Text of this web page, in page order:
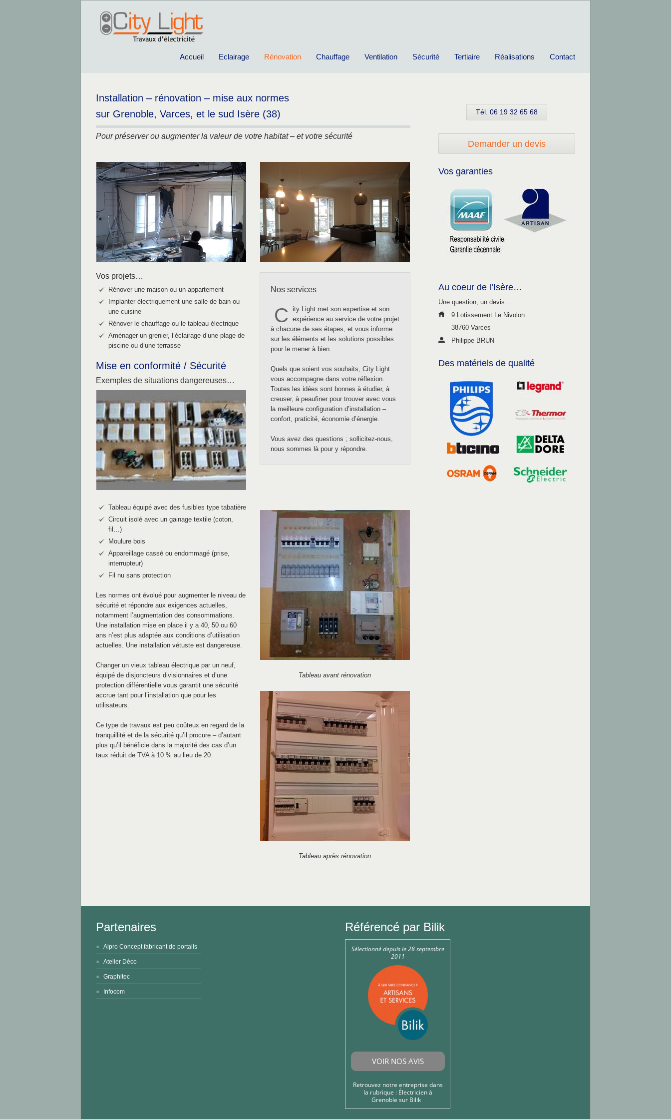
Accueil Eclairage Rénovation Chauffage Ventilation Sécurité Tertiaire Réalisations Contact
Installation – rénovation – mise aux normes
sur Grenoble, Varces, et le sud Isère (38)
Pour préserver ou augmenter la valeur de votre habitat – et votre sécurité
Vos projets…
Rénover une maison ou un appartement
Implanter électriquement une salle de bain ou
une cuisine
Rénover le chauffage ou le tableau électrique
Aménager un grenier, l’éclairage d’une plage de
piscine ou d’une terrasse
Mise en conformité / Sécurité
Exemples de situations dangereuses…
Tableau équipé avec des fusibles type tabatière
Circuit isolé avec un gainage textile (coton,
fil…)
Moulure bois
Appareillage cassé ou endommagé (prise,
interrupteur)
Fil nu sans protection
Les normes ont évolué pour augmenter le niveau de
sécurité et répondre aux exigences actuelles,
notamment l’augmentation des consommations.
Une installation mise en place il y a 40, 50 ou 60
ans n’est plus adaptée aux conditions d’utilisation
actuelles. Une installation vétuste est dangereuse.
Changer un vieux tableau électrique par un neuf,
équipé de disjoncteurs divisionnaires et d’une
protection différentielle vous garantit une sécurité
accrue tant pour l’installation que pour les
utilisateurs.
Ce type de travaux est peu coûteux en regard de la
tranquillité et de la sécurité qu’il procure – d’autant
plus qu’il bénéficie dans la majorité des cas d’un
taux réduit de TVA à 10 % au lieu de 20.
Nos services
C
ity Light met son expertise et son
expérience au service de votre projet
à chacune de ses étapes, et vous informe
sur les éléments et les solutions possibles
pour le mener à bien.
Quels que soient vos souhaits, City Light
vous accompagne dans votre réflexion.
Toutes les idées sont bonnes à étudier, à
creuser, à peaufiner pour trouver avec vous
la meilleure configuration d’installation –
confort, praticité, économie d’énergie.
Vous avez des questions ; sollicitez-nous,
nous sommes là pour y répondre.
Tableau avant rénovation
Tableau après rénovation
Tél. 06 19 32 65 68
Demander un devis
Vos garanties
Au coeur de l’Isère…
Une question, un devis...
9 Lotissement Le Nivolon
38760 Varces
Philippe BRUN
Des matériels de qualité
Partenaires
Alpro Concept fabricant de portails
Atelier Déco
Graphitec
Infocom
Référencé par Bilik
Sélectionné depuis le 28 septembre
2011
VOIR NOS AVIS
Retrouvez notre entreprise dans
la rubrique : Électricien à
Grenoble sur Bilik